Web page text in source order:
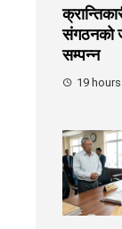
संगठनको
सम्पन्न
19